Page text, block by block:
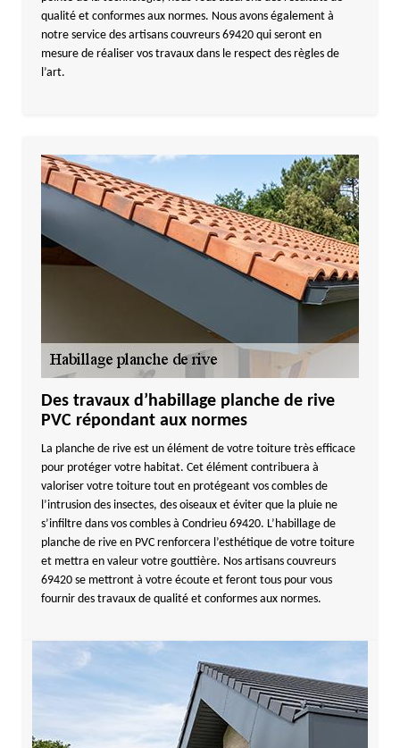
qualité et conformes aux normes. Nous avons également à
notre service des artisans couvreurs 69420 qui seront en
mesure de réaliser vos travaux dans le respect des règles de
l’art.
Des travaux d’habillage planche de rive
PVC répondant aux normes
La planche de rive est un élément de votre toiture très efficace
pour protéger votre habitat. Cet élément contribuera à
valoriser votre toiture tout en protégeant vos combles de
l’intrusion des insectes, des oiseaux et éviter que la pluie ne
s’infiltre dans vos combles à Condrieu 69420. L’habillage de
planche de rive en PVC renforcera l’esthétique de votre toiture
et mettra en valeur votre gouttière. Nos artisans couvreurs
69420 se mettront à votre écoute et feront tous pour vous
fournir des travaux de qualité et conformes aux normes.